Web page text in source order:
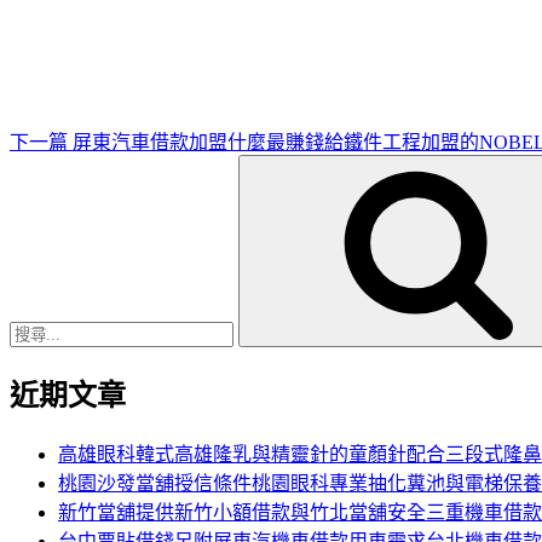
下一篇 屏東汽車借款加盟什麼最賺錢給鐵件工程加盟的
近期文章
高雄眼科韓式高雄隆乳與精靈針的童顏針配合三段式隆鼻
桃園沙發當舖授信條件桃園眼科專業抽化糞池與電梯保養
新竹當舖提供新竹小額借款與竹北當舖安全三重機車借款